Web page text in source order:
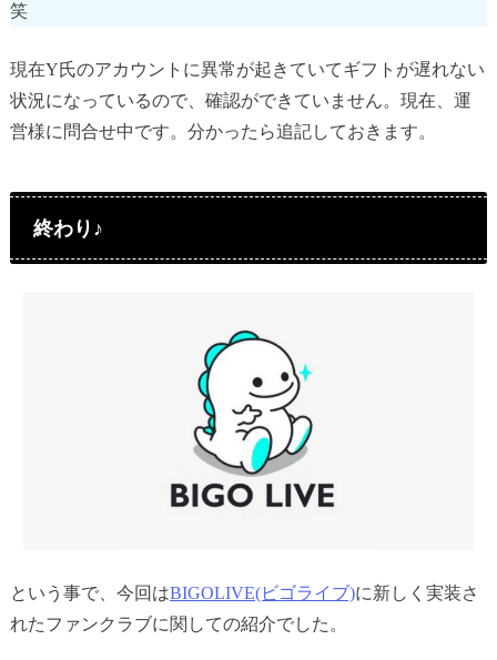
笑
現在Y氏のアカウントに異常が起きていてギフトが遅れない
状況になっているので、確認ができていません。現在、運
営様に問合せ中です。分かったら追記しておきます。
終わり♪
という事で、今回はBIGOLIVE(ビゴライブ)に新しく実装さ
れたファンクラブに関しての紹介でした。